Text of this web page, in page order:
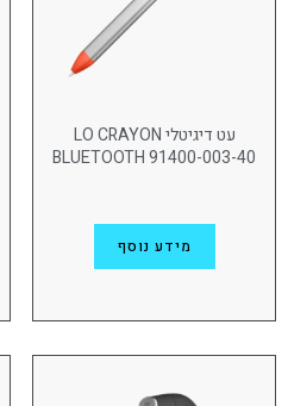
רמקול לשיחות ועידה
עט דיגיטלי LO CRAYON
BLUETOOTH 91400-003-40
מידע נוסף